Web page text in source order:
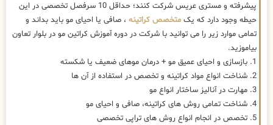
پیشرفته و مستری عریس شرکت کنند؛ حداقل 10 سرفصل تخصصی در این
حیطه وجود دارد که یک متخصص کراتینه ، صافی یا احیای مو باید بداند و
تمامی موارد زیر را می توانید با شرکت در دوره آموزش کراتین مو در بلوار تعاون
بیاموزید.
1. بازسازی و احیای عمیق مو + درمان موهای ضعیف یا شکسته
2. شناخت انواع مواد کراتینه و تخصص در استفاده از آن ها
3. مهارت در آنالیز ساختار انواع مو
4. شناخت تمامی روش های کراتینه، صافی و احیای مو
5. تخصص در انجام انواع روش های تراپی تخصصی